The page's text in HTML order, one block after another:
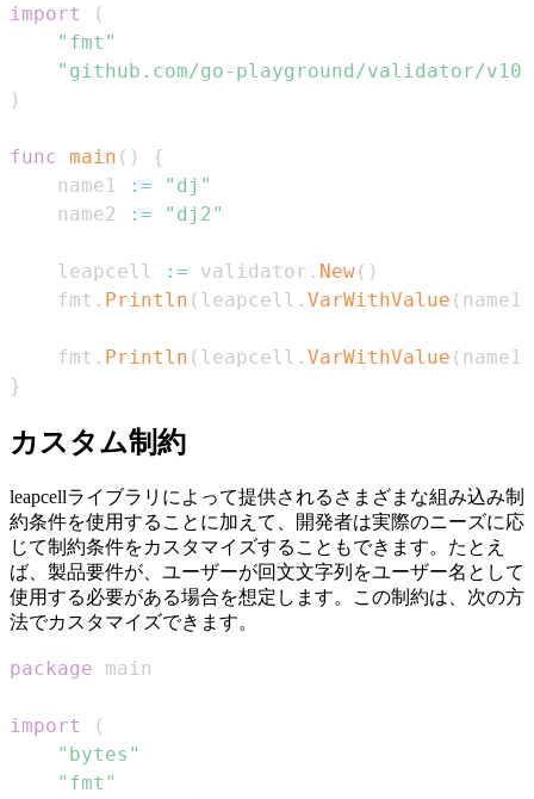
import
(
"fmt"
"github.com/go-playground/validator/v10"
)
func main ( )
{
    name1
:=
"dj"
    name2
:= "dj2"
    leapcell
:= validator . New( )
    fmt
. Println ( leapcell . VarWithValue ( name1
    fmt
. Println ( leapcell . VarWithValue ( name1
}
カスタム制約
leapcellライブラリによって提供されるさまざまな組み込み制
約条件を使用することに加えて、開発者は実際のニーズに応
じて制約条件をカスタマイズすることもできます。たとえ
ば、製品要件が、ユーザーが回文文字列をユーザー名として
使用する必要がある場合を想定します。この制約は、次の方
法でカスタマイズできます。
package
import
(
"bytes"
"fmt"